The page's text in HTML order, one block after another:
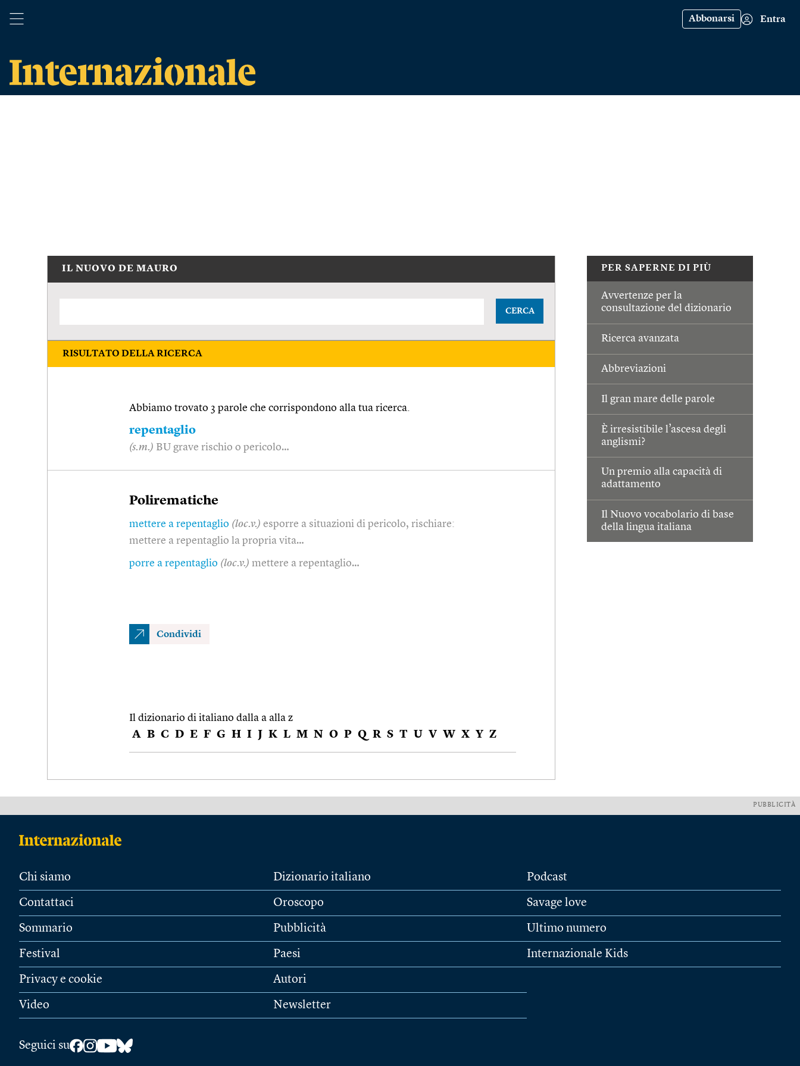
Abbonarsi Entra
PER SAPERNE DI PIÙ
Avvertenze per la
consultazione del dizionario
Ricerca avanzata
Abbreviazioni
Il gran mare delle parole
È irresistibile l’ascesa degli
anglismi?
Un premio alla capacità di
adattamento
Il Nuovo vocabolario di base
della lingua italiana
IL NUOVO DE MAURO
CERCA
RISULTATO DELLA RICERCA
Abbiamo trovato 3 parole che corrispondono alla tua ricerca.
repentaglio
(s.m.) BU grave rischio o pericolo…
Polirematiche
mettere a repentaglio (loc.v.) esporre a situazioni di pericolo, rischiare:
mettere a repentaglio la propria vita…
porre a repentaglio (loc.v.) mettere a repentaglio…
Condividi
Il dizionario di italiano dalla a alla z
A B C D E F G H I J K L M N O P Q R S T U V W X Y Z
PUBBLICITÀ
Chi siamo
Contattaci
Sommario
Festival
Privacy e cookie
Video
Dizionario italiano
Oroscopo
Pubblicità
Paesi
Autori
Newsletter
Podcast
Savage love
Ultimo numero
Internazionale Kids
Seguici su